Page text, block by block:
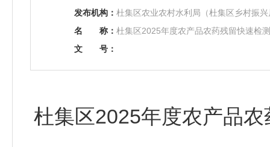
发布机构： 杜集区农业农村水利局（杜集区乡村振兴
名
称： 杜集区2025年度农产品农药残留快速检
文
号：
杜集区2025年度农产品